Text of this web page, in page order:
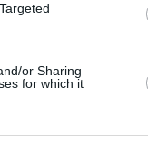
or Sharing
for which it
δράση
με τις
μεταδόσεις: